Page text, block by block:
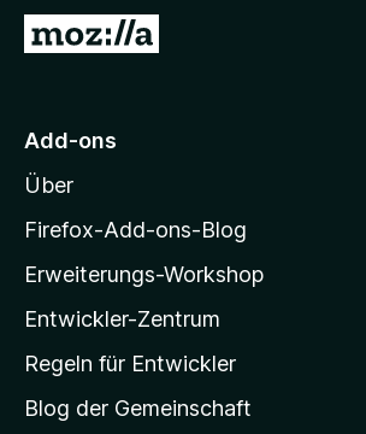
Z
M
z
i
l
a
-
t
Add-ons
Über
Firefox-Add-ons-Blog
Erweiterungs-Workshop
Entwickler-Zentrum
Regeln für Entwickler
Blog der Gemeinschaft